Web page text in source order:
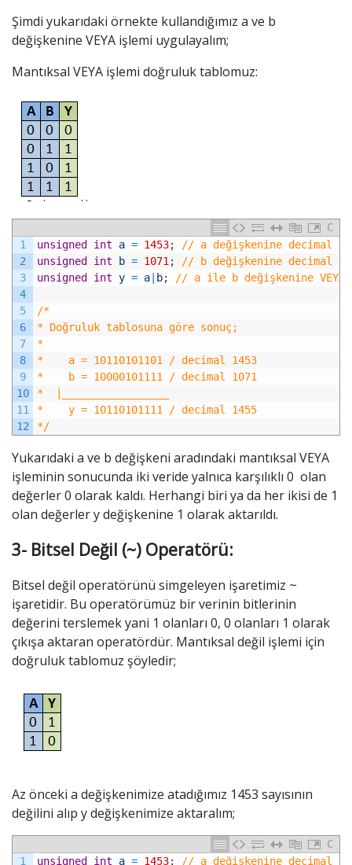
Şimdi yukarıdaki örnekte kullandığımız a ve b
değişkenine VEYA işlemi uygulayalım;
Mantıksal VEYA işlemi doğruluk tablomuz:
C
1
2
3
4
5
6
7
8
9
10
11
12
unsigned int a = 1453;
// a değişkenine decimal
unsigned
int b = 1071;
// b değişkenine decimal
unsigned
int y = a b; // a ile b değişkenine VEYA
/*
* Doğruluk tablosuna göre sonuç;
*
*    a = 10110101101 / decimal 1453
*    b = 10000101111 / decimal 1071
*  |_________________
*    y = 10110101111 / decimal 1455
*/
Yukarıdaki a ve b değişkeni aradındaki mantıksal VEYA
işleminin sonucunda iki veride yalnıca karşılıklı 0 olan
değerler 0 olarak kaldı. Herhangi biri ya da her ikisi de 1
olan değerler y değişkenine 1 olarak aktarıldı.
3- Bitsel Değil (~) Operatörü:
Bitsel değil operatörünü simgeleyen işaretimiz ~
işaretidir. Bu operatörümüz bir verinin bitlerinin
değerini terslemek yani 1 olanları 0, 0 olanları 1 olarak
çıkışa aktaran operatördür. Mantıksal değil işlemi için
doğruluk tablomuz şöyledir;
Az önceki a değişkenimize atadığımız 1453 sayısının
değilini alıp y değişkenimize aktaralım;
C
1
unsigned int a = 1453; // a değişkenine decimal